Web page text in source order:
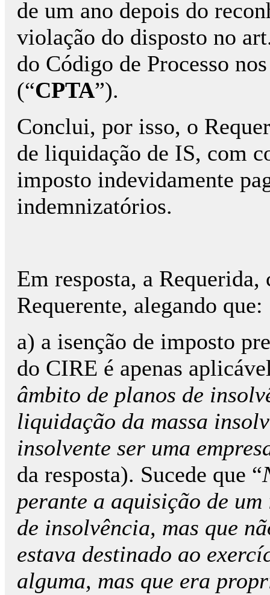
de um ano depois do
violação do disposto no
do Código de Processo
(“CPTA”).
Conclui, por isso, o
de liquidação de IS, com
imposto indevidamente
indemnizatórios.
Em resposta, a
Requerente, alegando que:
a) a isenção de imposto
do CIRE é apenas
âmbito de planos de
liquidação da massa
insolvente ser uma
da resposta). Sucede que “
perante a aquisição de
de insolvência, mas que
estava destinado ao
alguma, mas que era